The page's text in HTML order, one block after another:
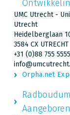
UMC Utrecht -
Utrecht
Heidelberglaan
3584 CX UTRECHT
+31 (0)88 755 5555
Orpha.net